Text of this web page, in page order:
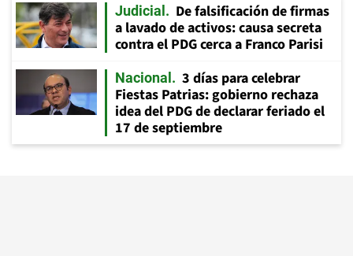
Judicial
De falsificación de firmas
a lavado de activos: causa secreta
contra el PDG cerca a Franco Parisi
Nacional
3 días para celebrar
Fiestas Patrias: gobierno rechaza
idea del PDG de declarar feriado el
17 de septiembre